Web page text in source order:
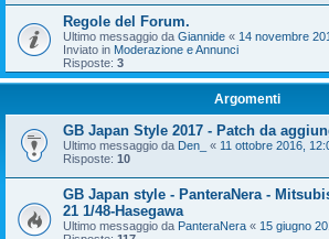
Regole del Forum.
Ultimo messaggio da Giannide « 14 novembre
Inviato in Moderazione e Annunci
Risposte: 3
Argomenti
GB Japan Style 2017 - Patch da
Ultimo messaggio da Den_ « 11 ottobre 2016,
Risposte: 10
GB Japan style - PanteraNera -
21 1/48-Hasegawa
Ultimo messaggio da PanteraNera « 15 giugno